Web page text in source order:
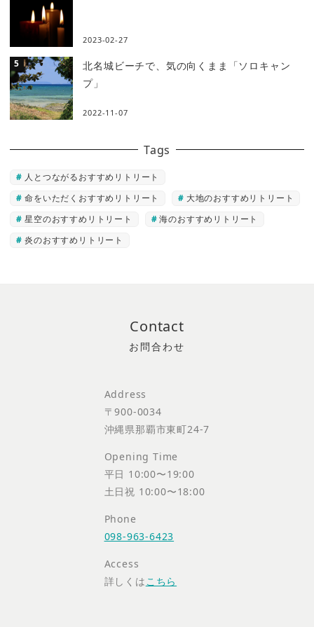
2023-02-27
北名城ビーチで、気の向くまま「ソロキャン
プ」
2022-11-07
Tags
人とつながるおすすめリトリート
命をいただくおすすめリトリート
大地のおすすめリトリート
星空のおすすめリトリート
海のおすすめリトリート
炎のおすすめリトリート
Contact
Address
〒900-0034
沖縄県那覇市東町24-7
Opening Time
平日 10:00〜19:00
土日祝 10:00〜18:00
Phone
098-963-6423
Access
詳しくはこちら